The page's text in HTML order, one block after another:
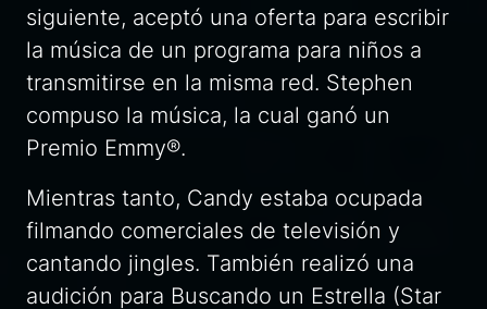
siguiente, aceptó una oferta para escribir
la música de un programa para niños a
transmitirse en la misma red. Stephen
compuso la música, la cual ganó un
Premio Emmy®.
Mientras tanto, Candy estaba ocupada
filmando comerciales de televisión y
cantando jingles. También realizó una
audición para Buscando un Estrella (Star